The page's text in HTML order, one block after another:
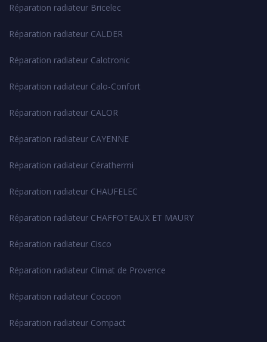
Réparation radiateur Bricelec
Réparation radiateur CALDER
Réparation radiateur Calotronic
Réparation radiateur Calo-Confort
Réparation radiateur CALOR
Réparation radiateur CAYENNE
Réparation radiateur Cérathermi
Réparation radiateur CHAUFELEC
Réparation radiateur CHAFFOTEAUX ET MAURY
Réparation radiateur Cisco
Réparation radiateur Climat de Provence
Réparation radiateur Cocoon
Réparation radiateur Compact